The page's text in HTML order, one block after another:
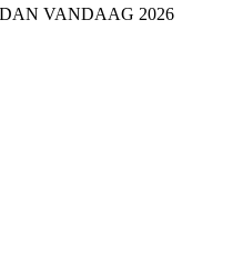
VANDAAG 2026